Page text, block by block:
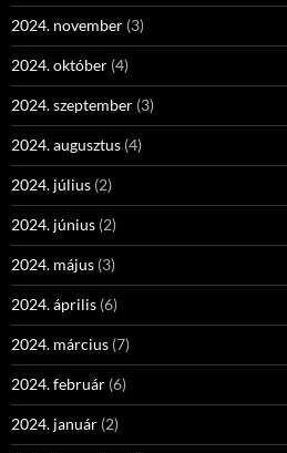
2024. november (3)
2024. október (4)
2024. szeptember (3)
2024. augusztus (4)
2024. július (2)
2024. június (2)
2024. május (3)
2024. április (6)
2024. március (7)
2024. február (6)
2024. január (2)